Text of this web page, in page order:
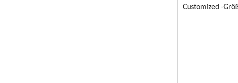
Customized -